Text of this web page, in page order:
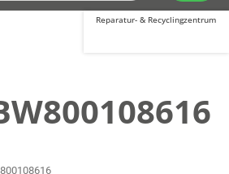
Reparatur- & Recyclingzentrum